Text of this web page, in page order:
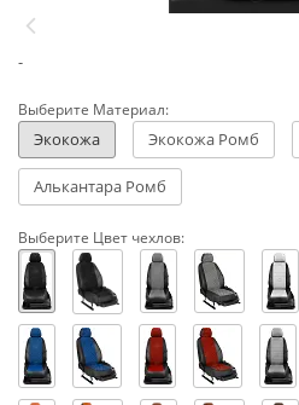
-
Выберите Материал:
Экокожа Экокожа Ромб
Алькантара Ромб
Выберите Цвет чехлов: